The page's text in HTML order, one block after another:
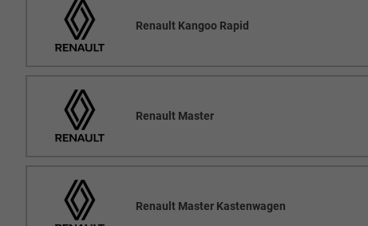
Renault Kangoo Rapid
Renault Master
Renault Master Kastenwagen